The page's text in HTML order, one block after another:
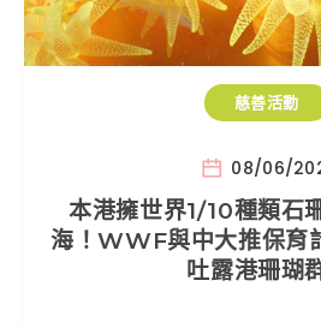
慈善活動
08/06/
本港擁世界1/10種類石
海！WWF與中大推保育
吐露港珊瑚